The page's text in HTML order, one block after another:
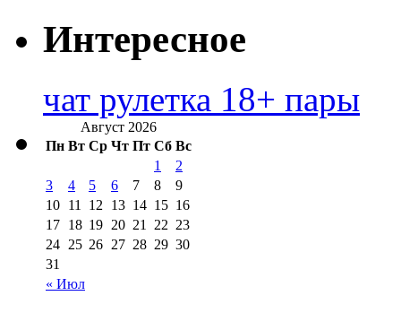
Интересное
чат рулетка 18+ пары
Август 2026
Пн Вт Ср Чт Пт Сб Вс
« Июл
1
2
3
4 5 6 7 8
9
10 11 12 13 14 15 16
17 18 19 20 21 22 23
24 25 26 27 28 29 30
31